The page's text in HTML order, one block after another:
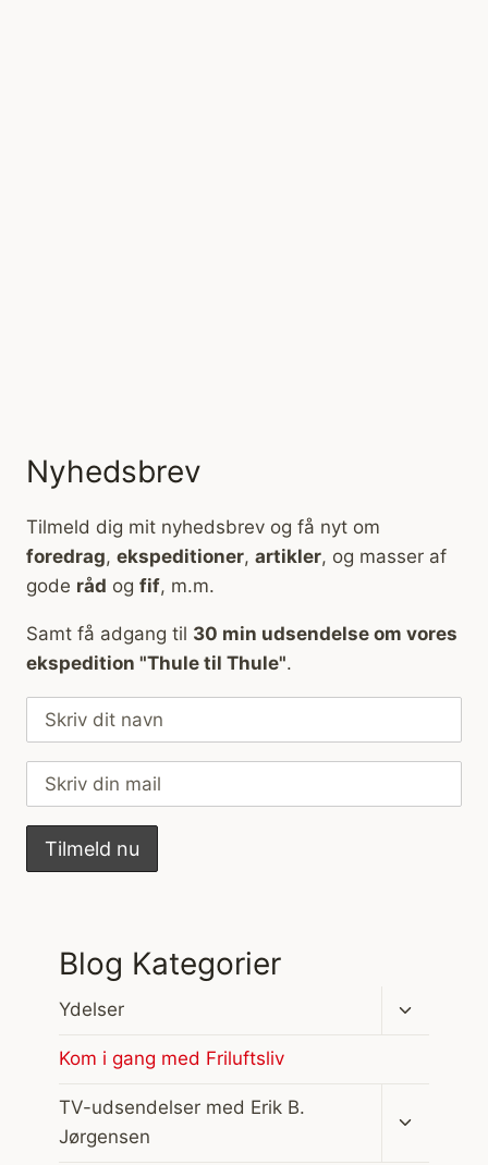
Nyhedsbrev
Tilmeld dig mit nyhedsbrev og få nyt om
foredrag, ekspeditioner, artikler, og masser af
gode råd og fif, m.m.
Samt få adgang til 30 min udsendelse om vores
ekspedition "Thule til Thule".
Blog Kategorier
Ydelser
Skift
Kom i gang med Friluftsliv
TV-udsendelser med Erik B.
Jørgensen